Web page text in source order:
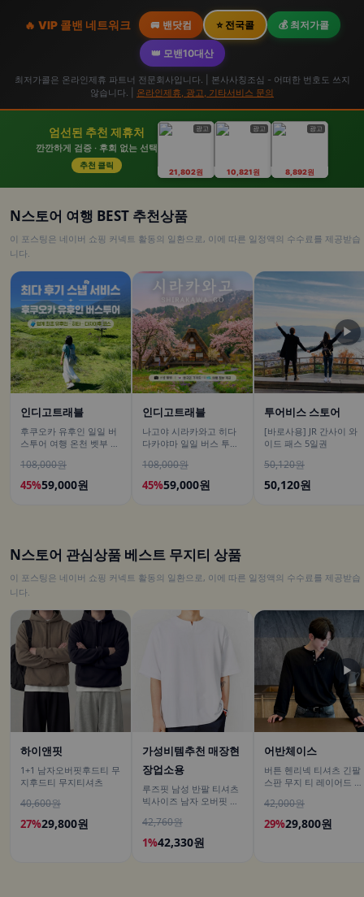
🔥 VIP 콜밴 네트워크 🚐 밴닷컴 ⭐ 전국콜 💰 최저가콜
👑 모밴10대산
최저가콜은 온라인제휴 파트너 전문회사입니다. | 본사사칭조심 - 어떠한 번호도 쓰지
않습니다. | 온라인제휴, 광고, 기타서비스 문의
엄선된 추천 제휴처
깐깐하게 검증 · 후회 없는 선택
추천 클릭
광고
21,802원
광고
10,821원
광고
8,892원
N스토어 여행 BEST 추천상품
이 포스팅은 네이버 쇼핑 커넥트 활동의 일환으로, 이에 따른 일정액의 수수료를 제공받습
니다.
인디고트래블
후쿠오카 유후인 일일 버
스투어 여행 온천 벳부 유
108,000원
45%59,000원
인디고트래블
나고야 시라카와고 히다
다카야마 일일 버스 투어
108,000원
45%59,000원
투어비스 스토어
[바로사용] JR 간사이 와
이드 패스 5일권
50,120원
50,120원
▶
N스토어 관심상품 베스트 무지티 상품
이 포스팅은 네이버 쇼핑 커넥트 활동의 일환으로, 이에 따른 일정액의 수수료를 제공받습
니다.
하이앤핏
1+1 남자오버핏후드티 무
지후드티 무지티셔츠
40,600원
27%29,800원
가성비템추천 매장현
장업소용
루즈핏 남성 반팔 티셔츠
빅사이즈 남자 오버핏 티
42,760원
1%42,330원
어반체이스
버튼 헨리넥 티셔츠 긴팔
스판 무지 티 레이어드 이
룩
42,000원
29%29,800원
▶